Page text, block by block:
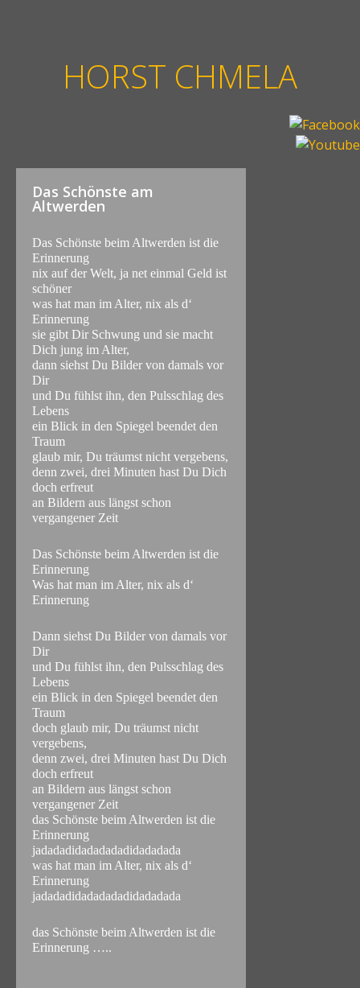
HORST CHMELA
Das Schönste am
Altwerden
Das Schönste beim Altwerden ist die
Erinnerung
nix auf der Welt, ja net einmal Geld ist
schöner
was hat man im Alter, nix als d‘
Erinnerung
sie gibt Dir Schwung und sie macht
Dich jung im Alter,
dann siehst Du Bilder von damals vor
Dir
und Du fühlst ihn, den Pulsschlag des
Lebens
ein Blick in den Spiegel beendet den
Traum
glaub mir, Du träumst nicht vergebens,
denn zwei, drei Minuten hast Du Dich
doch erfreut
an Bildern aus längst schon
vergangener Zeit
Das Schönste beim Altwerden ist die
Erinnerung
Was hat man im Alter, nix als d‘
Erinnerung
Dann siehst Du Bilder von damals vor
Dir
und Du fühlst ihn, den Pulsschlag des
Lebens
ein Blick in den Spiegel beendet den
Traum
doch glaub mir, Du träumst nicht
vergebens,
denn zwei, drei Minuten hast Du Dich
doch erfreut
an Bildern aus längst schon
vergangener Zeit
das Schönste beim Altwerden ist die
Erinnerung
jadadadidadadadadidadadada
was hat man im Alter, nix als d‘
Erinnerung
jadadadidadadadadidadadada
das Schönste beim Altwerden ist die
Erinnerung …..